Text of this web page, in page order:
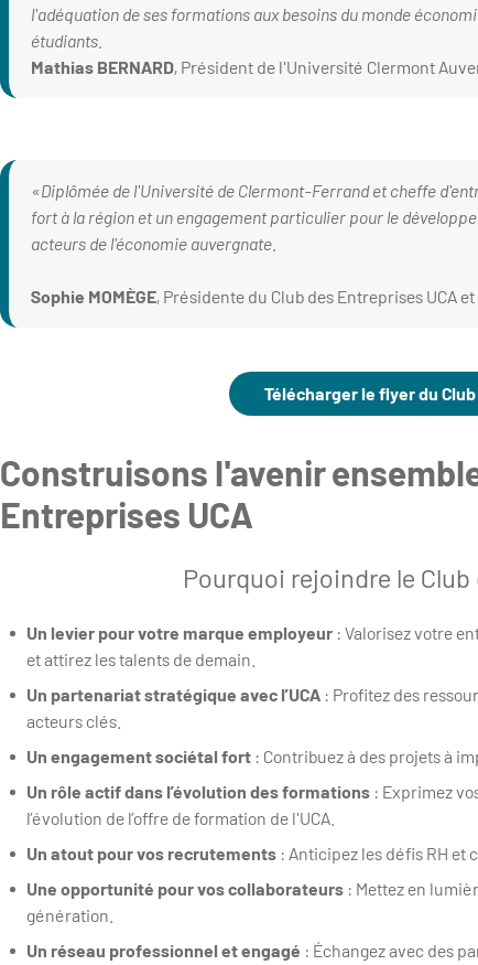
l'adéquation de ses formations aux besoins du monde
étudiants.
Mathias BERNARD, Président de l'Université Clermont
Diplômée de l'Université de Clermont-Ferrand et cheffe
fort à la région et un engagement particulier pour le
acteurs de l'économie auvergnate.
Sophie MOMÈGE, Présidente du Club des Entreprises UCA
Télécharger le flyer du
Construisons l'avenir
Entreprises UCA
Pourquoi rejoindre le Club
Un levier pour votre marque employeur : Valorisez votre
et attirez les talents de demain.
Un partenariat stratégique avec l’UCA: Profitez des
acteurs clés.
Un engagement sociétal fort : Contribuez à des projets à
Un rôle actif dans l’évolution des formations: Exprimez
l’évolution de l’offre de formation de l'UCA.
Un atout pour vos recrutements: Anticipez les défis RH et
Une opportunité pour vos collaborateurs: Mettez en
génération.
Un réseau professionnel et engagé : Échangez avec des